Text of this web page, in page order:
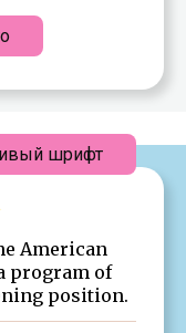
American
program of
position.
шрифт